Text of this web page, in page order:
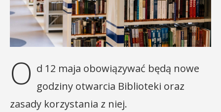
O d 12 maja obowiązywać będą nowe
godziny otwarcia Biblioteki oraz
zasady korzystania z niej.